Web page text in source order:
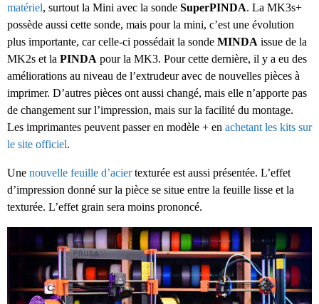
matériel, surtout la Mini avec la sonde SuperPINDA. La MK3s+
possède aussi cette sonde, mais pour la mini, c’est une évolution
plus importante, car celle-ci possédait la sonde MINDA issue de la
MK2s et la PINDA pour la MK3. Pour cette dernière, il y a eu des
améliorations au niveau de l’extrudeur avec de nouvelles pièces à
imprimer. D’autres pièces ont aussi changé, mais elle n’apporte pas
de changement sur l’impression, mais sur la facilité du montage.
Les imprimantes peuvent passer en modèle + en achetant les kits sur
le site officiel.
Une nouvelle feuille d’aciertexturée est aussi présentée. L’effet
d’impression donné sur la pièce se situe entre la feuille lisse et la
texturée. L’effet grain sera moins prononcé.